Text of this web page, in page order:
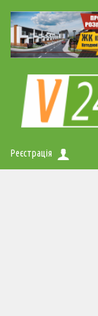
Реєстрація